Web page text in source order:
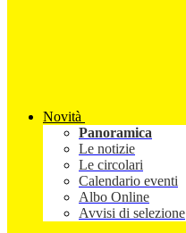
Novità
Panoramica
Le notizie
Le circolari
Calendario eventi
Albo Online
Avvisi di selezione